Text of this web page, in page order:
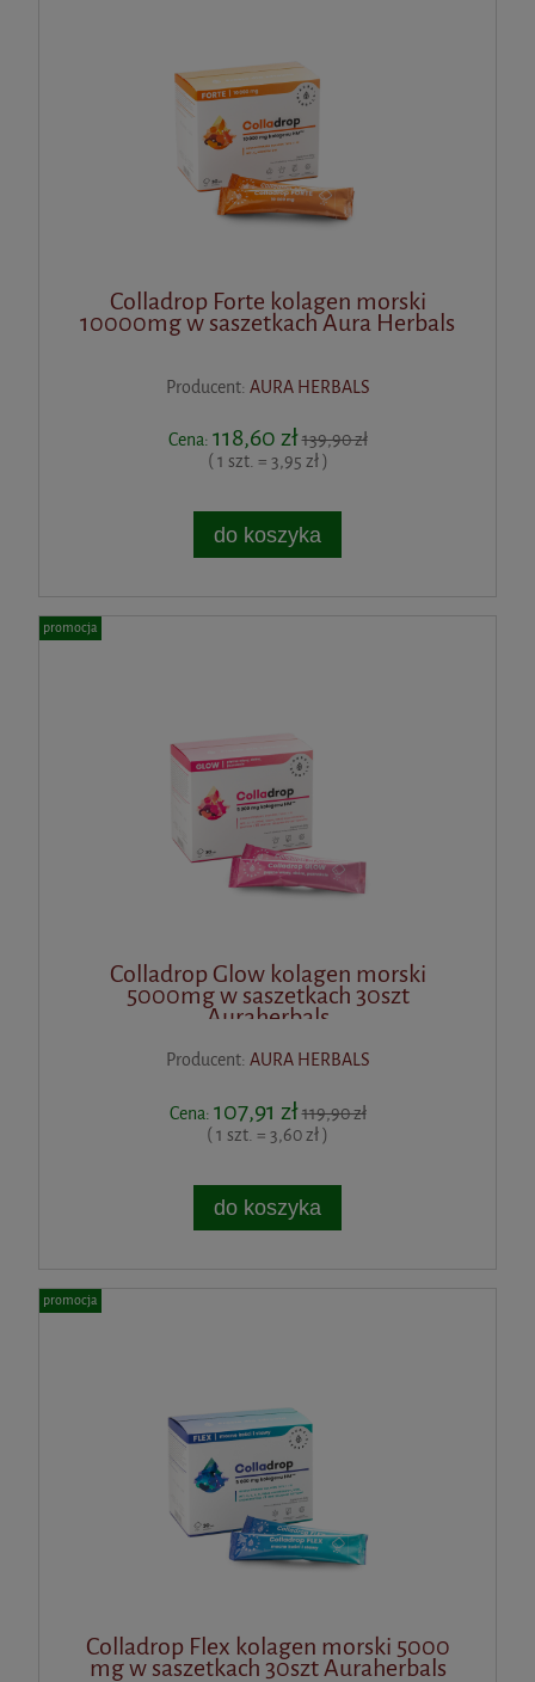
Colladrop Forte kolagen morski
10000mg w saszetkach Aura Herbals
Producent: AURA HERBALS
Cena: 118,60 zł139,90 zł
( 1 szt. = 3,95 zł )
do koszyka
Colladrop Glow kolagen morski
5000mg w saszetkach 30szt
Auraherbals
Producent: AURA HERBALS
Cena: 107,91 zł119,90 zł
( 1 szt. = 3,60 zł )
do koszyka
promocja
Colladrop Flex kolagen morski 5000
mg w saszetkach 30szt Auraherbals
promocja